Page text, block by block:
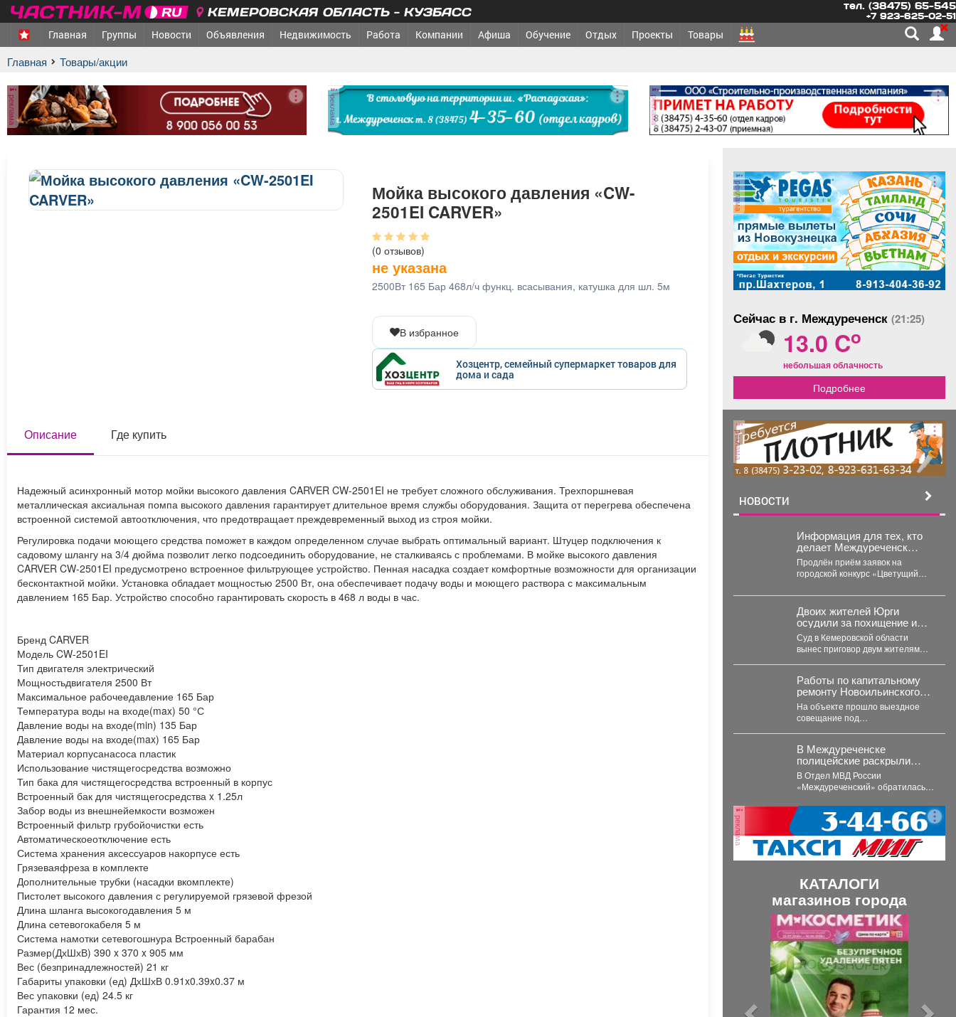
КЕМЕРОВСКАЯ ОБЛАСТЬ - КУЗБАСС тел. (38475) 65-545
+7 923-625-02-51
Главная Группы Новости Объявления Недвижимость Работа Компании Афиша Обучение Отдых Проекты Товары
Главная Товары/акции
реклама реклама реклама
Мойка высокого давления «CW-
2501EI CARVER»
(0 отзывов)
не указана
2500Вт 165 Бар 468л/ч функц. всасывания, катушка для шл. 5м
В избранное
Хозцентр, семейный супермаркет товаров для
дома и сада
Описание Где купить
Надежный асинхронный мотор мойки высокого давления CARVER CW-2501EI не требует сложного обслуживания. Трехпоршневая
металлическая аксиальная помпа высокого давления гарантирует длительное время службы оборудования. Защита от перегрева обеспечена
встроенной системой автоотключения, что предотвращает преждевременный выход из строя мойки.
Регулировка подачи моющего средства поможет в каждом определенном случае выбрать оптимальный вариант. Штуцер подключения к
садовому шлангу на 3/4 дюйма позволит легко подсоединить оборудование, не сталкиваясь с проблемами. В мойке высокого давления
CARVER CW-2501EI предусмотрено встроенное фильтрующее устройство. Пенная насадка создает комфортные возможности для организации
бесконтактной мойки. Установка обладает мощностью 2500 Вт, она обеспечивает подачу воды и моющего раствора с максимальным
давлением 165 Бар. Устройство способно гарантировать скорость в 468 л воды в час.
Бренд CARVER
Модель CW-2501EI
Тип двигателя электрический
Мощностьдвигателя 2500 Вт
Максимальное рабочеедавление 165 Бар
Температура воды на входе(max) 50 °С
Давление воды на входе(min) 135 Бар
Давление воды на входе(max) 165 Бар
Материал корпусанасоса пластик
Использование чистящегосредства возможно
Тип бака для чистящегосредства встроенный в корпус
Встроенный бак для чистящегосредства x 1.25л
Забор воды из внешнейемкости возможен
Встроенный фильтр грубойочистки есть
Автоматическоеотключение есть
Система хранения аксессуаров накорпусе есть
Грязеваяфреза в комплекте
Дополнительные трубки (насадки вкомплекте)
Пистолет высокого давления с регулируемой грязевой фрезой
Длина шланга высокогодавления 5 м
Длина сетевогокабеля 5 м
Система намотки сетевогошнура Встроенный барабан
Размер(ДхШхВ) 390 x 370 x 905 мм
Вес (безпринадлежностей) 21 кг
Габариты упаковки (ед) ДхШхВ 0.91x0.39x0.37 м
Вес упаковки (ед) 24.5 кг
Гарантия 12 мес.
реклама
Сейчас в г. Междуреченск (21:25)
13.0 Co
небольшая облачность
Подробнее
реклама
НОВОСТИ
Информация для тех, кто
делает Междуреченск
цветущим!
Продлён приём заявок на
городской конкурс «Цветущий
оформлению дворовых
территорий....
Двоих жителей Юрги
осудили за похищение и
истязание подростка
Суд в Кемеровской области
вынес приговор двум жителям
Работы по капитальному
ремонту Новоильинского
тоннеля идут в
соответствии с графиком
На объекте прошло выездное
совещание под
Новокузнецка Евгения Бедарева.
В настоящее...
В Междуреченске
полицейские раскрыли
кражу велосипеда
В Отдел МВД России
«Междуреченский» обратилась
заявлением о том, что
неизвестное лицо...
реклама
КАТАЛОГИ
магазинов города